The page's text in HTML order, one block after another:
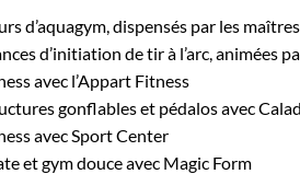
d’aquagym, dispensés par les
d’initiation de tir à l’arc, animées
avec l’Appart Fitness
gonflables et pédalos avec
avec Sport Center
et gym douce avec Magic Form